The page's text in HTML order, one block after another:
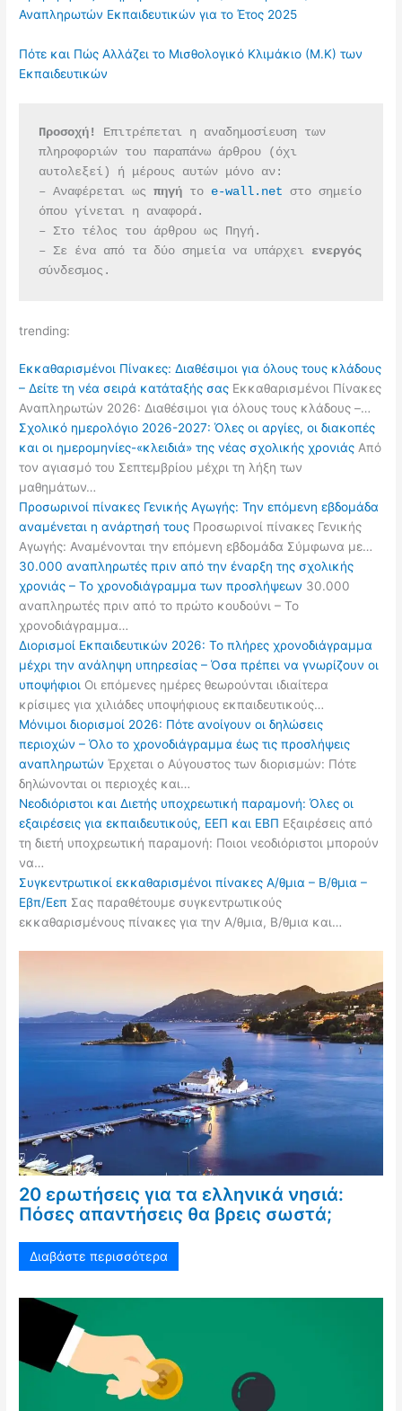
Αναπληρωτών Εκπαιδευτικών για το Έτος 2025
Πότε και Πώς Αλλάζει το Μισθολογικό Κλιμάκιο (Μ.Κ) των
Εκπαιδευτικών
Προσοχή!
Επιτρέπεται η αναδημοσίευση των
πληροφοριών του παραπάνω άρθρου (όχι
αυτολεξεί) ή μέρους αυτών μόνο αν:
– Αναφέρεται ως πηγή το e-wall.net στο σημείο
όπου γίνεται η αναφορά.
– Στο τέλος του άρθρου ως Πηγή.
– Σε ένα από τα δύο σημεία να υπάρχει
σύνδεσμος.
trending:
Εκκαθαρισμένοι Πίνακες: Διαθέσιμοι για όλους τους κλάδους
– Δείτε τη νέα σειρά κατάταξής σας Εκκαθαρισμένοι Πίνακες
Αναπληρωτών 2026: Διαθέσιμοι για όλους τους κλάδους –…
Σχολικό ημερολόγιο 2026-2027: Όλες οι αργίες, οι διακοπές
και οι ημερομηνίες-«κλειδιά» της νέας σχολικής χρονιάς Από
τον αγιασμό του Σεπτεμβρίου μέχρι τη λήξη των
μαθημάτων…
Προσωρινοί πίνακες Γενικής Αγωγής: Την επόμενη εβδομάδα
αναμένεται η ανάρτησή τους Προσωρινοί πίνακες Γενικής
Αγωγής: Αναμένονται την επόμενη εβδομάδα Σύμφωνα με…
30.000 αναπληρωτές πριν από την έναρξη της σχολικής
χρονιάς – Το χρονοδιάγραμμα των προσλήψεων 30.000
αναπληρωτές πριν από το πρώτο κουδούνι – Το
χρονοδιάγραμμα…
Διορισμοί Εκπαιδευτικών 2026: Το πλήρες χρονοδιάγραμμα
μέχρι την ανάληψη υπηρεσίας – Όσα πρέπει να γνωρίζουν οι
υποψήφιοι Οι επόμενες ημέρες θεωρούνται ιδιαίτερα
κρίσιμες για χιλιάδες υποψήφιους εκπαιδευτικούς…
Μόνιμοι διορισμοί 2026: Πότε ανοίγουν οι δηλώσεις
περιοχών – Όλο το χρονοδιάγραμμα έως τις προσλήψεις
αναπληρωτών Έρχεται ο Αύγουστος των διορισμών: Πότε
δηλώνονται οι περιοχές και…
Νεοδιόριστοι και Διετής υποχρεωτική παραμονή: Όλες οι
εξαιρέσεις για εκπαιδευτικούς, ΕΕΠ και ΕΒΠ Εξαιρέσεις από
τη διετή υποχρεωτική παραμονή: Ποιοι νεοδιόριστοι μπορούν
να…
Συγκεντρωτικοί εκκαθαρισμένοι πίνακες Α/θμια – Β/θμια –
Εβπ/Εεπ Σας παραθέτουμε συγκεντρωτικούς
εκκαθαρισμένους πίνακες για την Α/θμια, Β/θμια και…
20 ερωτήσεις για τα ελληνικά νησιά:
Πόσες απαντήσεις θα βρεις σωστά;
Διαβάστε περισσότερα